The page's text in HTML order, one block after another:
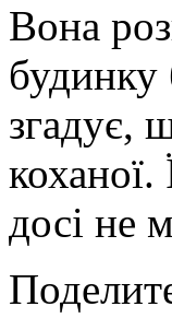
Вона
будинку
згадує,
досі не